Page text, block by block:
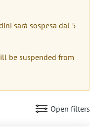
sarà sospesa dal 5
be suspended from
Open filters